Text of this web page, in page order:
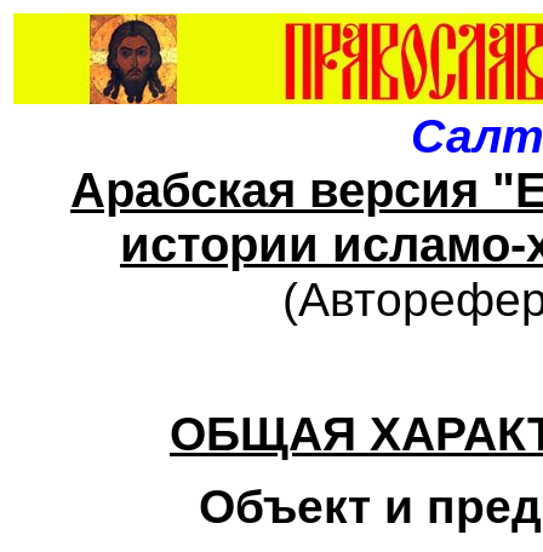
Арабская версия
истории исламо-
ОБЩАЯ
Объект и